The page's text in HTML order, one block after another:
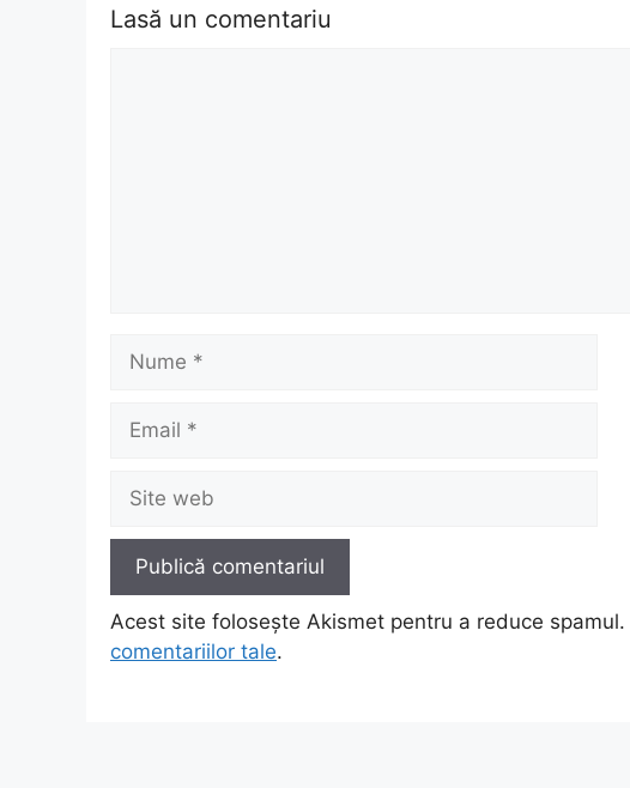
Lasă un comentariu
Nume
Email
Site
web
Acest site folosește Akismet pentru a reduce spamul.
comentariilor tale.